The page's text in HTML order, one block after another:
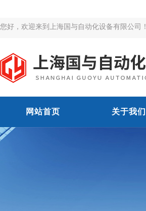
您好，欢迎来到上海国与自动化设备有限公司！
网站首页 关于我们